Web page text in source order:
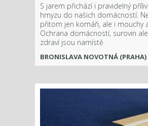
S jarem přichází i pravidelný
hmyzu do našich domácností.
přitom jen komáři, ale i mouchy
Ochrana domácností, surovin
zdraví jsou namístě
BRONISLAVA NOVOTNÁ (PRAHA)